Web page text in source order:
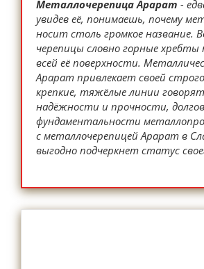
Металлочерепица Арарат -
увидев её, понимаешь, почему
носит столь громкое название.
черепицы словно горные хребты
всей её поверхности.
Арарат привлекает своей
крепкие, тяжёлые линии
надёжности и прочности,
фундаментальности
с металлочерепицей Арарат в
выгодно подчеркнет статус